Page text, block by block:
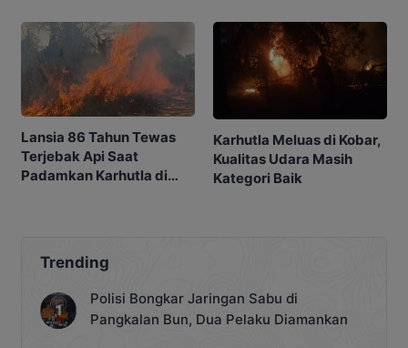
Lansia 86 Tahun Tewas
Terjebak Api Saat
Padamkan Karhutla di
Karhutla Meluas di Kobar,
Kualitas Udara Masih
Kategori Baik
Trending
Polisi Bongkar Jaringan Sabu di
Pangkalan Bun, Dua Pelaku Diamankan